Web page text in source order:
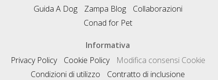
Guida A Dog
Zampa Blog
Collaborazioni
Conad for Pet
Informativa
Privacy Policy
Cookie Policy
Modifica consensi Cookie
Condizioni di utilizzo
Contratto di inclusione